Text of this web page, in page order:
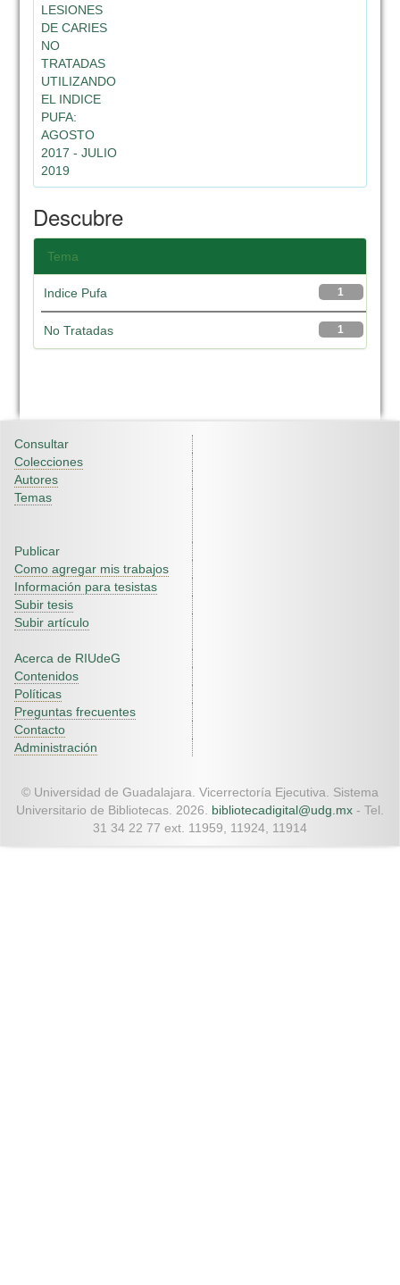
LESIONES
DE CARIES
NO
TRATADAS
UTILIZANDO
EL INDICE
PUFA:
AGOSTO
2017 - JULIO
2019
Descubre
Tema
1
Indice Pufa
1
No Tratadas
Consultar
Colecciones
Autores
Temas
Publicar
Como agregar mis trabajos
Información para tesistas
Subir tesis
Subir artículo
Acerca de RIUdeG
Contenidos
Políticas
Preguntas frecuentes
Contacto
Administración
© Universidad de Guadalajara. Vicerrectoría Ejecutiva. Sistema
Universitario de Bibliotecas. 2026. bibliotecadigital@udg.mx - Tel.
31 34 22 77 ext. 11959, 11924, 11914